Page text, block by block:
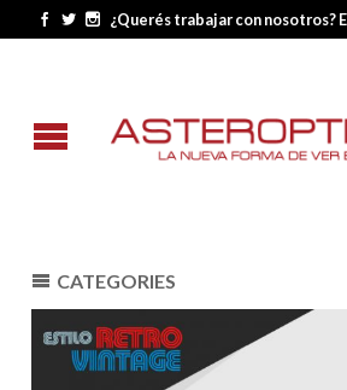
¿Querés trabajar con nosotros?
CATEGORIES